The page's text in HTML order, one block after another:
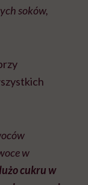
soków,
w
cukru w